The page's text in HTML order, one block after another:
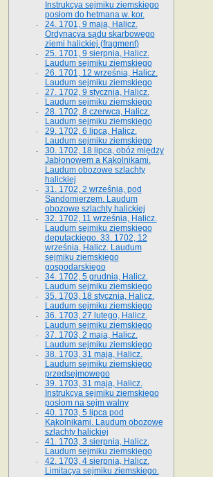
Instrukcya sejmiku ziemskiego
posłom do hetmana w. kor.
24. 1701, 9 maja, Halicz.
Ordynacya sądu skarbowego
ziemi halickiej (fragment)
25. 1701, 9 sierpnia, Halicz.
Laudum sejmiku ziemskiego
26. 1701, 12 września, Halicz.
Laudum sejmiku ziemskiego
27. 1702, 9 stycznia, Halicz.
Laudum sejmiku ziemskiego
28. 1702, 8 czerwca, Halicz.
Laudum sejmiku ziemskiego
29. 1702, 6 lipca, Halicz.
Laudum sejmiku ziemskiego
30. 1702, 18 lipca, obóz między
Jabłonowem a Kąkolnikami.
Laudum obozowe szlachty
halickiej
31. 1702, 2 września, pod
Sandomierzem. Laudum
obozowe szlachty halickiej
32. 1702, 11 września, Halicz.
Laudum sejmiku ziemskiego
deputackiego. 33. 1702, 12
września, Halicz. Laudum
sejmiku ziemskiego
gospodarskiego
34. 1702, 5 grudnia, Halicz.
Laudum sejmiku ziemskiego
35. 1703, 18 stycznia, Halicz.
Laudum sejmiku ziemskiego
36. 1703, 27 lutego, Halicz.
Laudum sejmiku ziemskiego
37. 1703, 2 maja, Halicz.
Laudum sejmiku ziemskiego
38. 1703, 31 maja, Halicz.
Laudum sejmiku ziemskiego
przedsejmowego
39. 1703, 31 maja, Halicz.
Instrukcya sejmiku ziemskiego
posłom na sejm walny
40. 1703, 5 lipca pod
Kąkolnikami. Laudum obozowe
szlachty halickiej
41­. 1703, 3 sierpnia, Halicz.
Laudum sejmiku ziemskiego
42. 1703, 4 sierpnia, Halicz.
Limitacya sejmiku ziemskiego.